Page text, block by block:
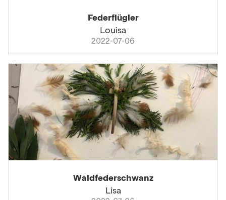
Federflügler
Louisa
2022-07-06
Waldfederschwanz
Lisa